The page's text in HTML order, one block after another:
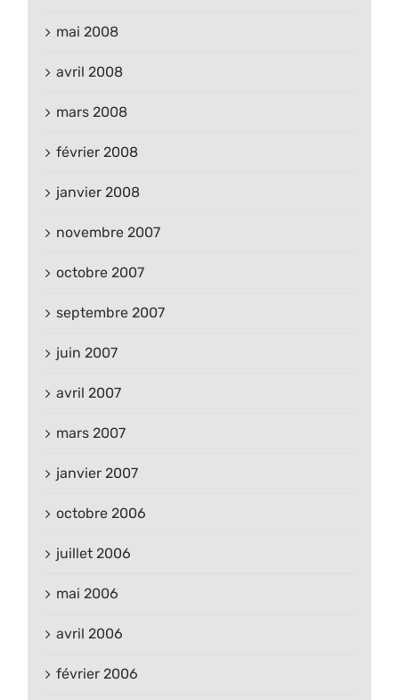
mai 2008
avril 2008
mars 2008
février 2008
janvier 2008
novembre 2007
octobre 2007
septembre 2007
juin 2007
avril 2007
mars 2007
janvier 2007
octobre 2006
juillet 2006
mai 2006
avril 2006
février 2006